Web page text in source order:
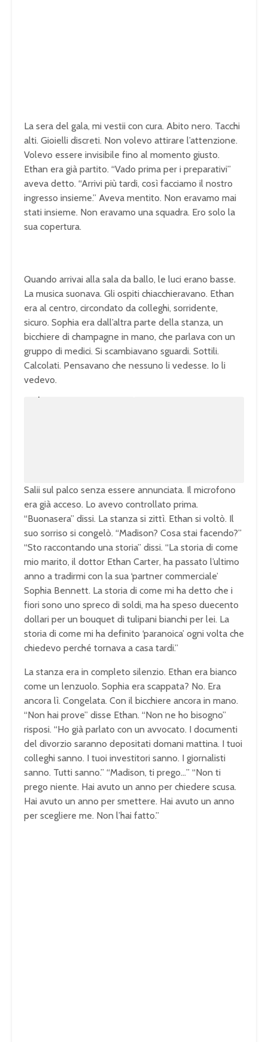
La sera del gala, mi vestii con cura. Abito nero. Tacchi
alti. Gioielli discreti. Non volevo attirare l’attenzione.
Volevo essere invisibile fino al momento giusto.
Ethan era già partito. “Vado prima per i preparativi”
aveva detto. “Arrivi più tardi, così facciamo il nostro
ingresso insieme.” Aveva mentito. Non eravamo mai
stati insieme. Non eravamo una squadra. Ero solo la
sua copertura.
Quando arrivai alla sala da ballo, le luci erano basse.
La musica suonava. Gli ospiti chiacchieravano. Ethan
era al centro, circondato da colleghi, sorridente,
sicuro. Sophia era dall’altra parte della stanza, un
bicchiere di champagne in mano, che parlava con un
gruppo di medici. Si scambiavano sguardi. Sottili.
Calcolati. Pensavano che nessuno li vedesse. Io li
vedevo.
Salii sul palco senza essere annunciata. Il microfono
era già acceso. Lo avevo controllato prima.
“Buonasera” dissi. La stanza si zittì. Ethan si voltò. Il
suo sorriso si congelò. “Madison? Cosa stai facendo?”
“Sto raccontando una storia” dissi. “La storia di come
mio marito, il dottor Ethan Carter, ha passato l’ultimo
anno a tradirmi con la sua ‘partner commerciale’
Sophia Bennett. La storia di come mi ha detto che i
fiori sono uno spreco di soldi, ma ha speso duecento
dollari per un bouquet di tulipani bianchi per lei. La
storia di come mi ha definito ‘paranoica’ ogni volta che
chiedevo perché tornava a casa tardi.”
La stanza era in completo silenzio. Ethan era bianco
come un lenzuolo. Sophia era scappata? No. Era
ancora lì. Congelata. Con il bicchiere ancora in mano.
“Non hai prove” disse Ethan. “Non ne ho bisogno”
risposi. “Ho già parlato con un avvocato. I documenti
del divorzio saranno depositati domani mattina. I tuoi
colleghi sanno. I tuoi investitori sanno. I giornalisti
sanno. Tutti sanno.” “Madison, ti prego…” “Non ti
prego niente. Hai avuto un anno per chiedere scusa.
Hai avuto un anno per smettere. Hai avuto un anno
per scegliere me. Non l’hai fatto.”